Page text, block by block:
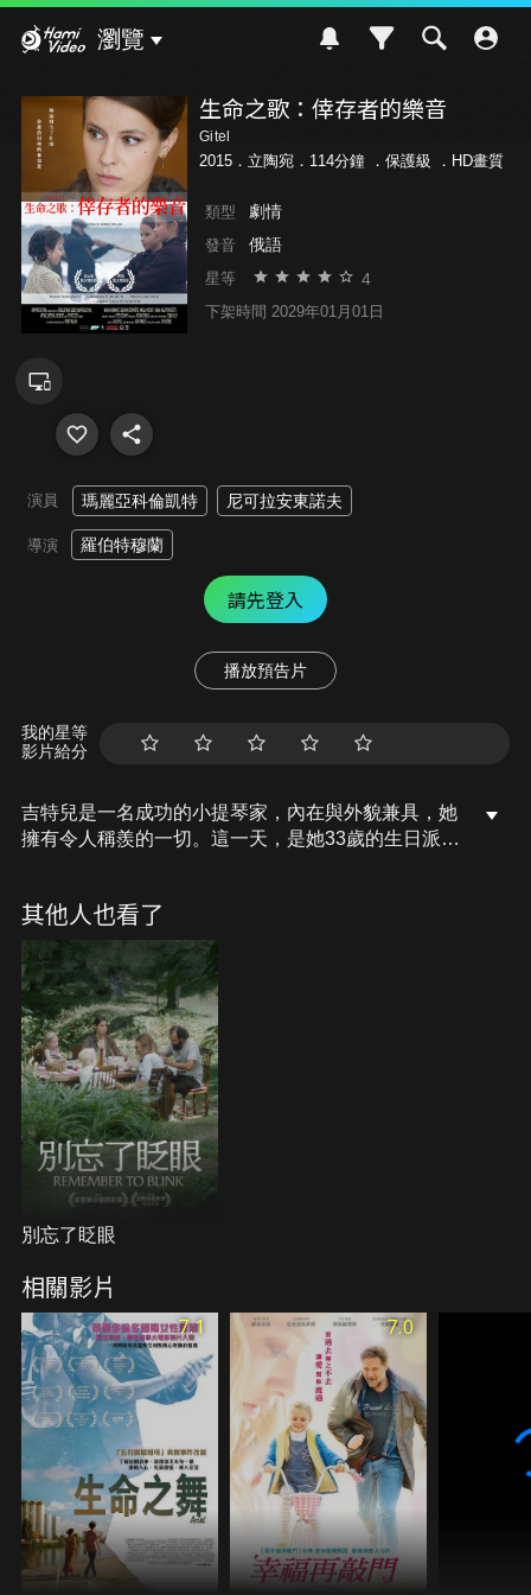
瀏覽
生命之歌：倖存者的樂音
Gitel
2015．立陶宛．114分鐘 ． 保護級 ．HD畫質
類型 劇情
發音 俄語
星等 4
下架時間 2029年01月01日
演員 瑪麗亞科倫凱特 尼可拉安東諾夫
導演 羅伯特穆蘭
請先登入
播放預告片
我的星等
影片給分
吉特兒是一名成功的小提琴家，內在與外貌兼具，她
擁有令人稱羨的一切。這一天，是她33歲的生日派
的人生受困於過去痛苦的回憶。她在生日派對上認識
了一名男子列夫，他也有著悲傷的過去，他的妻子自
殺、兒子與他斷絕往來。在列夫的提議之下，吉特兒
自大屠殺以來第一次回到立陶宛，往事歷歷在目。她
終於明白唯有擁抱過去，才能面對未來。
其他人也看了
別忘了眨眼
相關影片
7.1 7.0